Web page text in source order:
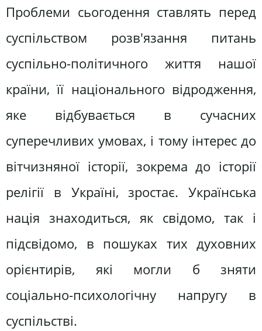
Проблеми сьогодення ставлять перед
суспільством розв'язання питань
суспільно-політичного життя нашої
країни, її національного відродження,
яке відбувається в сучасних
суперечливих умовах, і тому інтерес до
вітчизняної історії, зокрема до історії
релігії в Україні, зростає. Українська
нація знаходиться, як свідомо, так і
підсвідомо, в пошуках тих духовних
орієнтирів, які могли б зняти
соціально-психологічну напругу в
суспільстві.